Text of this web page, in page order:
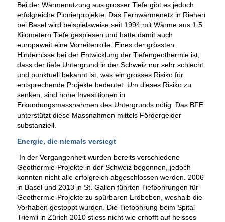
Bei der Wärmenutzung aus grosser Tiefe gibt es jedoch
erfolgreiche Pionierprojekte: Das Fernwärmenetz in Riehen
bei Basel wird beispielsweise seit 1994 mit Wärme aus 1.5
Kilometern Tiefe gespiesen und hatte damit auch
europaweit eine Vorreiterrolle. Eines der grössten
Hindernisse bei der Entwicklung der Tiefengeothermie ist,
dass der tiefe Untergrund in der Schweiz nur sehr schlecht
und punktuell bekannt ist, was ein grosses Risiko für
entsprechende Projekte bedeutet. Um dieses Risiko zu
senken, sind hohe Investitionen in
Erkundungsmassnahmen des Untergrunds nötig. Das BFE
unterstützt diese Massnahmen mittels Fördergelder
substanziell.
Energie, die niemals versiegt
In der Vergangenheit wurden bereits verschiedene
Geothermie-Projekte in der Schweiz begonnen, jedoch
konnten nicht alle erfolgreich abgeschlossen werden. 2006
in Basel und 2013 in St. Gallen führten Tiefbohrungen für
Geothermie-Projekte zu spürbaren Erdbeben, weshalb die
Vorhaben gestoppt wurden. Die Tiefbohrung beim Spital
Triemli in Zürich 2010 stiess nicht wie erhofft auf heisses